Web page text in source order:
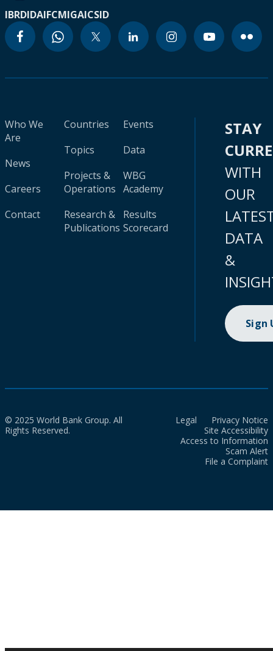
IBRDIDAIFCMIGAICSID
Who We
Are
News
Careers
Contact
Countries
Topics
Projects &
Operations
Research &
Publications
Events
Data
WBG
Academy
Results
Scorecard
STAY
WITH
OUR
DATA
&
Sign
© 2025 World Bank Group. All
Rights Reserved.
Legal
Privacy Notice
Site Accessibility
Access to Information
Scam Alert
File a Complaint